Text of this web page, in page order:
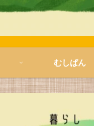
むしぱん